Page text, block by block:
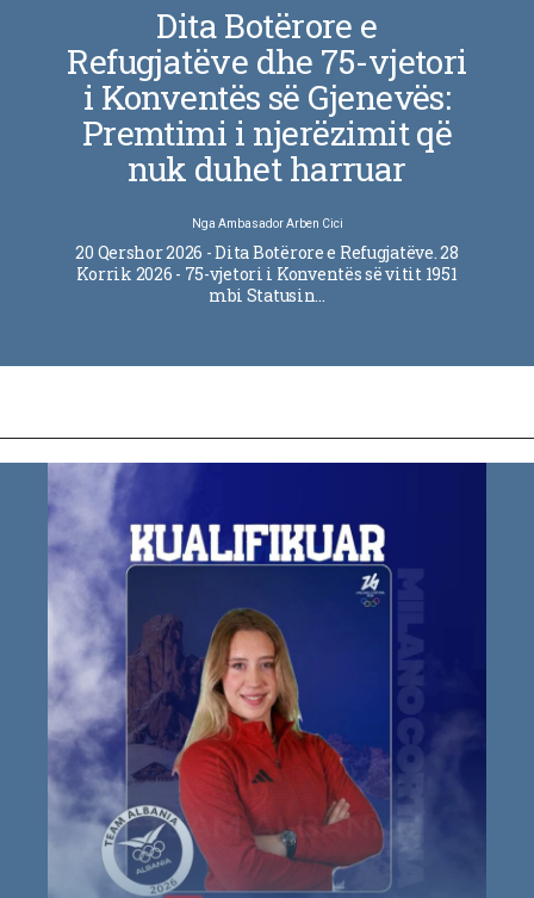
Dita Botërore e
Refugjatëve dhe 75-vjetori
i Konventës së Gjenevës:
Premtimi i njerëzimit që
nuk duhet harruar
Nga Ambasador Arben Cici
20 Qershor 2026 - Dita Botërore e Refugjatëve. 28
Korrik 2026 - 75-vjetori i Konventës së vitit 1951
mbi Statusin…